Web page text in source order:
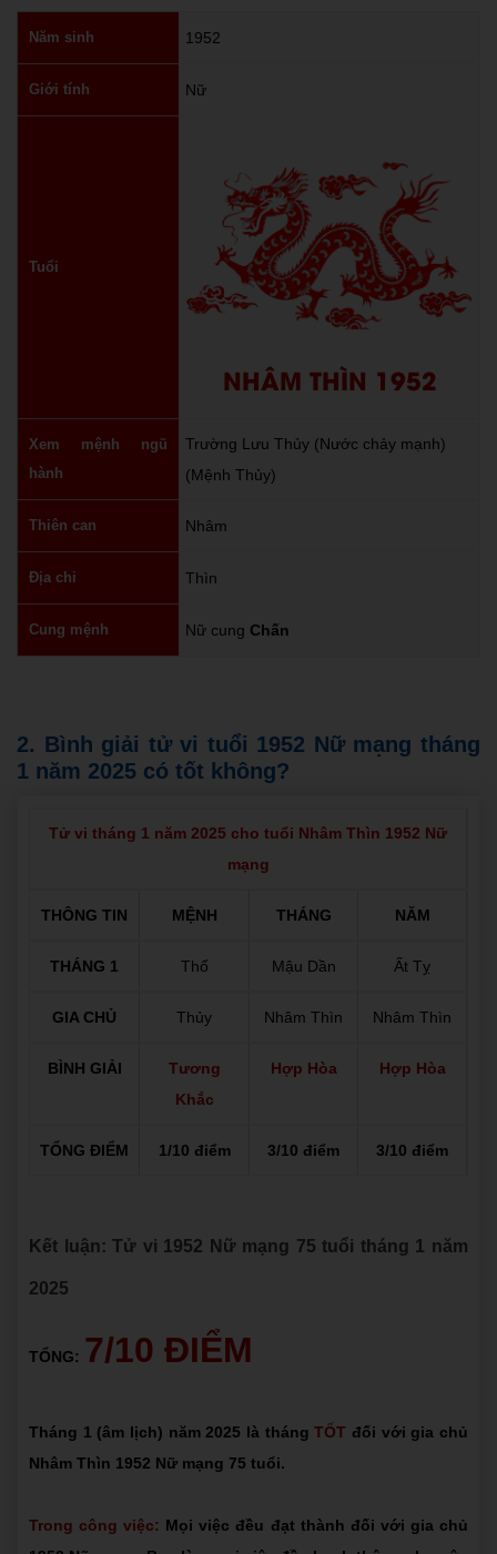
Năm sinh 1952
Giới tính Nữ
Tuổi
NHÂM THÌN 1952
Xem mệnh ngũ
hành
Trường Lưu Thủy (Nước chảy mạnh)
(Mệnh Thủy)
Thiên can Nhâm
Địa chi Thìn
Cung mệnh Nữ cung Chấn
2. Bình giải tử vi tuổi 1952 Nữ mạng tháng
1 năm 2025 có tốt không?
Tử vi tháng 1 năm 2025 cho tuổi Nhâm Thìn 1952 Nữ
mạng
THÔNG TIN MỆNH THÁNG NĂM
THÁNG 1 Thổ Mậu Dần Ất Tỵ
GIA CHỦ Thủy Nhâm Thìn Nhâm Thìn
BÌNH GIẢI
Tương
Khắc
Hợp Hòa Hợp Hòa
TỔNG ĐIỂM 1/10 điểm 3/10 điểm 3/10 điểm
Kết luận: Tử vi 1952 Nữ mạng 75 tuổi tháng 1 năm
2025
TỔNG: 7/10 ĐIỂM
Tháng 1 (âm lịch) năm 2025 là thángTỐT đối với gia chủ
Nhâm Thìn 1952 Nữ mạng 75 tuổi.
Trong công việc: Mọi việc đều đạt thành đối với gia chủ